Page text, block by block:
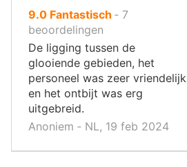
9.0uit
10
,
Fantastisch ‐ 7
beoordelingen
De ligging tussen de
glooiende gebieden, het
personeel was zeer vriendelijk
en het ontbijt was erg
uitgebreid.
Anoniem ‐ NL, 19 feb 2024